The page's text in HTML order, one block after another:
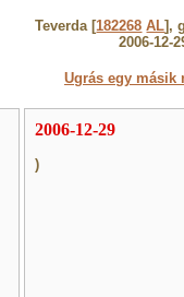
Teverda [182268 AL],
2006-12-
Ugrás egy másik
2006-12-29
)